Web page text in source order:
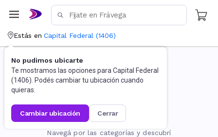
Estás en Capital Federal (1406)
No pudimos ubicarte
Te mostramos las opciones para Capital Federal
(1406). Podés cambiar tu ubicación cuando
quieras.
cambiar ubicación cerrar
La página no existe
Navegá por las categorías y descubrí